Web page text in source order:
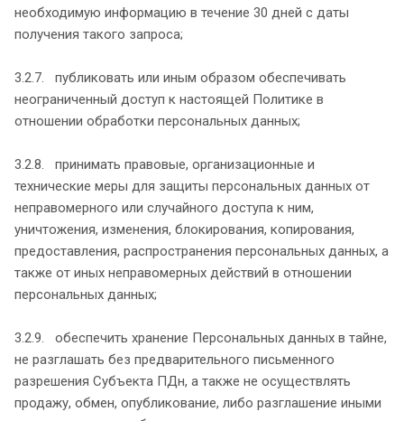
необходимую информацию в течение 30 дней с даты
получения такого запроса;
3.2.7. публиковать или иным образом обеспечивать
неограниченный доступ к настоящей Политике в
отношении обработки персональных данных;
3.2.8. принимать правовые, организационные и
технические меры для защиты персональных данных от
неправомерного или случайного доступа к ним,
уничтожения, изменения, блокирования, копирования,
предоставления, распространения персональных данных, а
также от иных неправомерных действий в отношении
персональных данных;
3.2.9. обеспечить хранение Персональных данных в тайне,
не разглашать без предварительного письменного
разрешения Субъекта ПДн, а также не осуществлять
продажу, обмен, опубликование, либо разглашение иными